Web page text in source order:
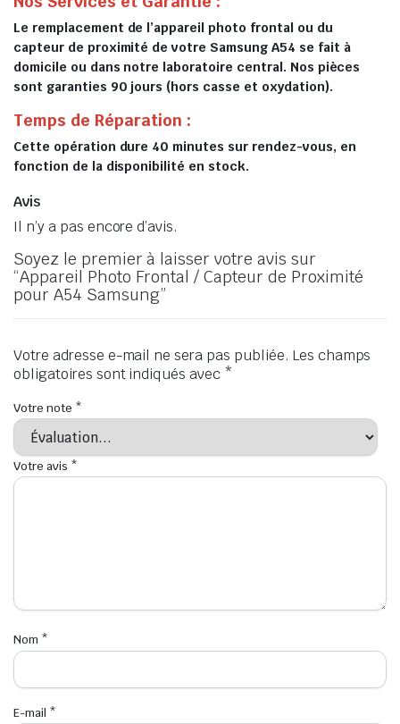
Le remplacement de l’appareil photo frontal ou du
capteur de proximité de votre Samsung A54 se fait à
domicile ou dans notre laboratoire central. Nos pièces
sont garanties 90 jours (hors casse et oxydation).
Temps de Réparation :
Cette opération dure 40 minutes sur rendez-vous, en
fonction de la disponibilité en stock.
Avis
Il n’y a pas encore d’avis.
Soyez le premier à laisser votre avis sur
“Appareil Photo Frontal / Capteur de Proximité
pour A54 Samsung”
Votre adresse e-mail ne sera pas publiée. Les champs
obligatoires sont indiqués avec *
Votre note *
Votre avis *
Nom *
E-mail *